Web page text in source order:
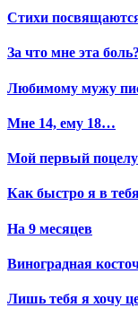
Стихи
За что мне эта
Любимому мужу
Мне 14, ему 18…
Мой первый
Как быстро я в
На 9 месяцев
Виноградная
Лишь тебя я хочу